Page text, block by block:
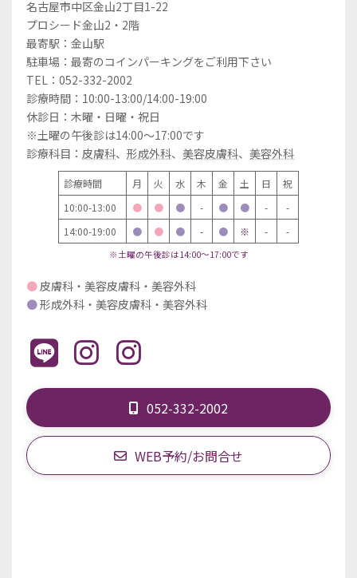
名古屋市中区金山2丁目1-22
プロシード金山2・2階
最寄駅：金山駅
駐車場：最寄のコインパーキングをご利用下さい
TEL：052-332-2002
診療時間：10:00-13:00/14:00-19:00
休診日：木曜・日曜・祝日
※土曜の午後診は14:00～17:00です
診療科目： 皮膚科、 形成外科、 美容皮膚科、 美容外科
診療時間 月 火 水 木 金 土 日
祝
10:00-13:00
● ● ● - ● ● -
-
14:00-19:00
● ● ● - ● ※ - -
※土曜の午後診は14:00～17:00です
●皮膚科・美容皮膚科・美容外科
●形成外科・美容皮膚科・美容外科
052-332-2002
WEB予約/お問合せ